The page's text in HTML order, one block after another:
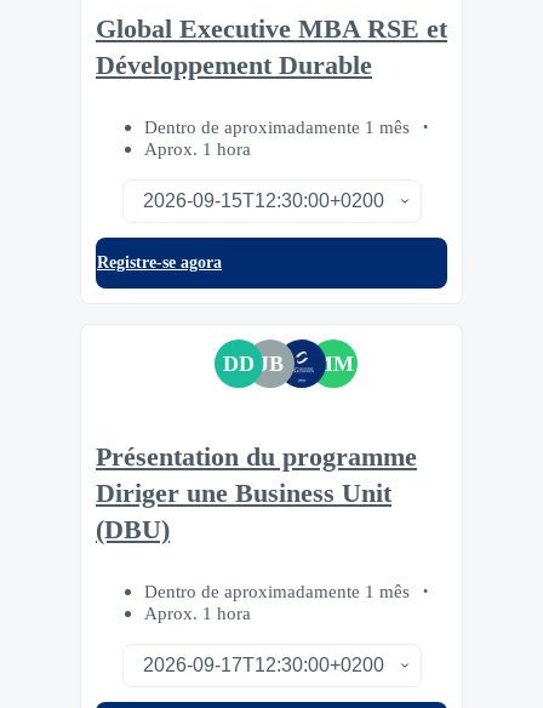
Global Executive MBA RSE et
Développement Durable
Dentro de aproximadamente 1 mês
Aprox. 1 hora
Registre-se agora
DD JB MM
Présentation du programme
Diriger une Business Unit
(DBU)
Dentro de aproximadamente 1 mês
Aprox. 1 hora